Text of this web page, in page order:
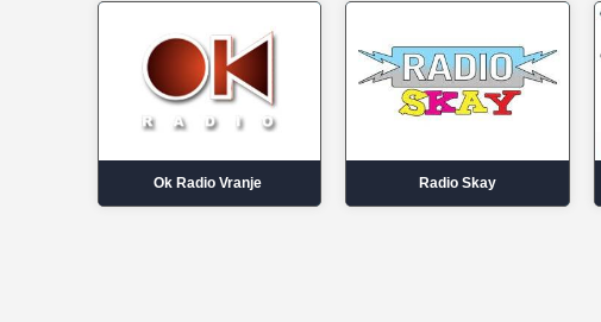
Ok Radio Vranje Radio Skay